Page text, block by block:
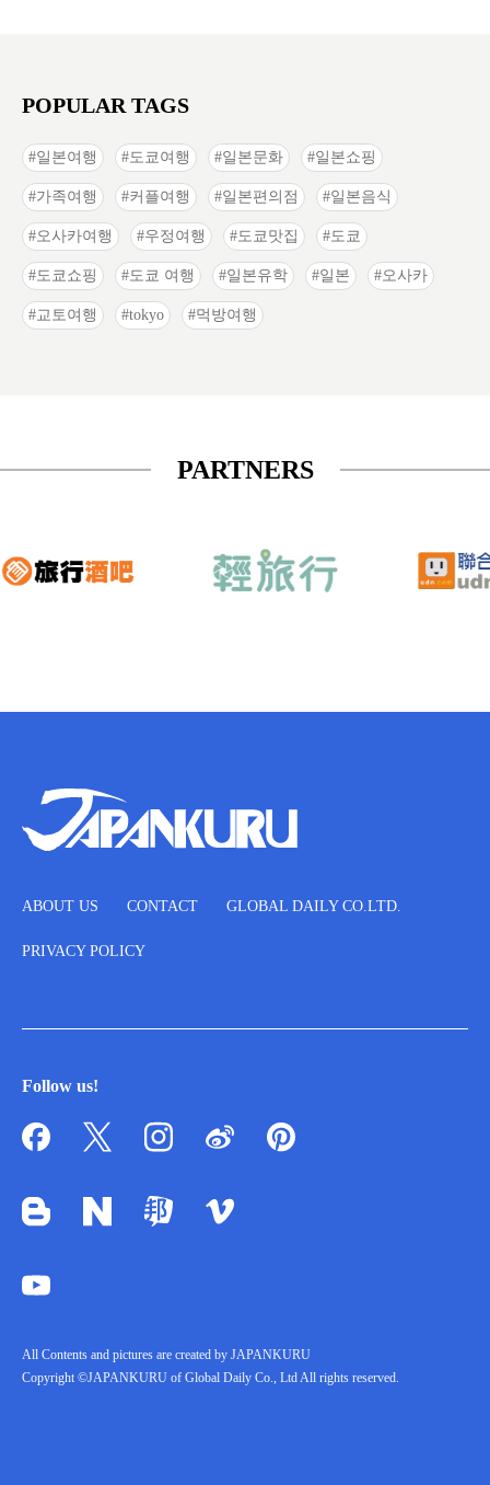
POPULAR TAGS
일본여행 도쿄여행 일본문화 일본쇼핑
가족여행 커플여행 일본편의점 일본음식
오사카여행 우정여행 도쿄맛집 도쿄
도쿄쇼핑 도쿄 여행 일본유학 일본 오사카
교토여행 tokyo 먹방여행
PARTNERS
ABOUT US CONTACT GLOBAL DAILY CO.LTD.
PRIVACY POLICY
Follow us!
All Contents and pictures are created by JAPANKURU
Copyright ©JAPANKURU of Global Daily Co., Ltd All rights reserved.